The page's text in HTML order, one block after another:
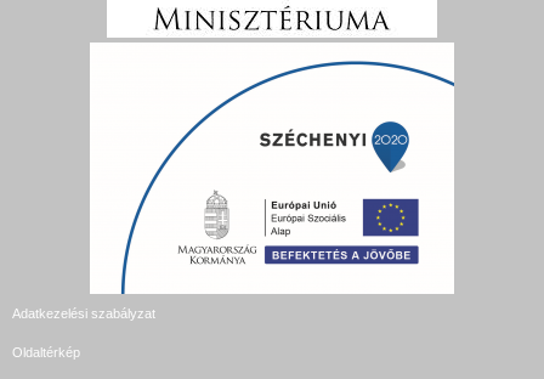
Adatkezelési szabályzat
Oldaltérkép